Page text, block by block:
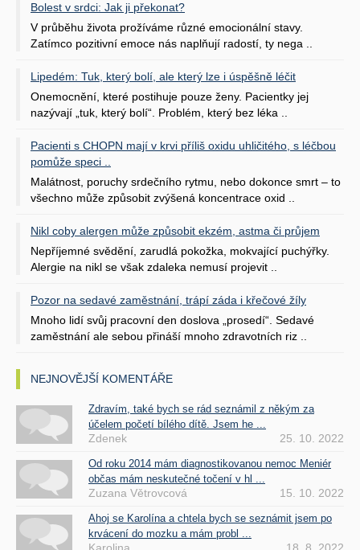
Bolest v srdci: Jak ji překonat?
V průběhu života prožíváme různé emocionální stavy.
Zatímco pozitivní emoce nás naplňují radostí, ty nega ..
Lipedém: Tuk, který bolí, ale který lze i úspěšně léčit
Onemocnění, které postihuje pouze ženy. Pacientky jej
nazývají „tuk, který bolí“. Problém, který bez léka ..
Pacienti s CHOPN mají v krvi příliš oxidu uhličitého, s léčbou
pomůže speci ..
Malátnost, poruchy srdečního rytmu, nebo dokonce smrt – to
všechno může způsobit zvýšená koncentrace oxid ..
Nikl coby alergen může způsobit ekzém, astma či průjem
Nepříjemné svědění, zarudlá pokožka, mokvající puchýřky.
Alergie na nikl se však zdaleka nemusí projevit ..
Pozor na sedavé zaměstnání, trápí záda i křečové žíly
Mnoho lidí svůj pracovní den doslova „prosedí“. Sedavé
zaměstnání ale sebou přináší mnoho zdravotních riz ..
NEJNOVĚJŠÍ KOMENTÁŘE
Zdravím, také bych se rád seznámil z někým za
účelem početí bílého dítě. Jsem he ...
Zdenek 25. 10. 2022
Od roku 2014 mám diagnostikovanou nemoc Meniér
občas mám neskutečné točení v hl ...
Zuzana Větrovcová 15. 10. 2022
Ahoj se Karolína a chtela bych se seznámit jsem po
krvácení do mozku a mám probl ...